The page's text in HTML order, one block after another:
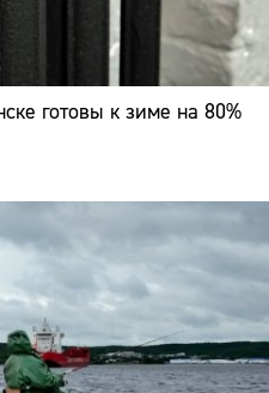
готовы к зиме на 80%